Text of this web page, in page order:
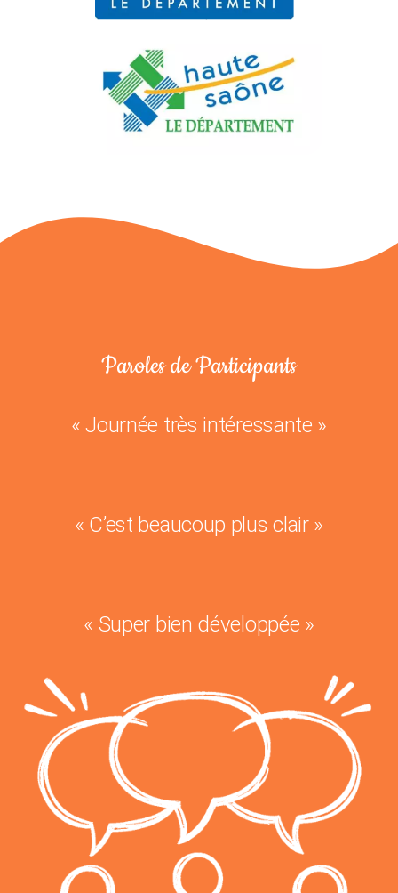
Paroles de Participants
« Journée très intéressante »
« C’est beaucoup plus clair »
« Super bien développée »